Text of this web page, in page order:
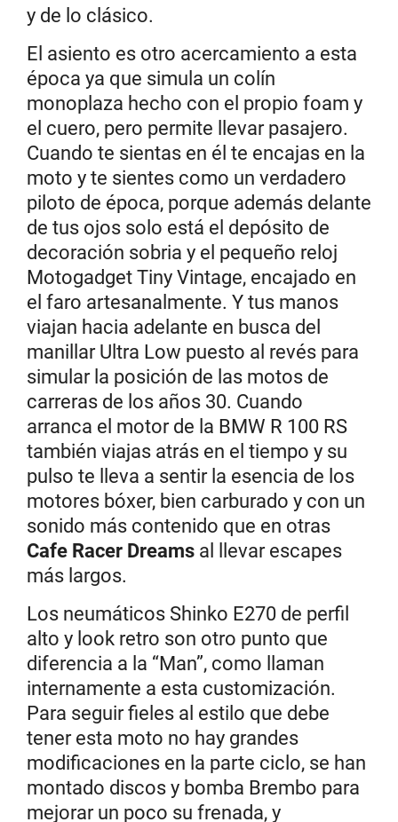
y de lo clásico.
El asiento es otro acercamiento a esta
época ya que simula un colín
monoplaza hecho con el propio foam y
el cuero, pero permite llevar pasajero.
Cuando te sientas en él te encajas en la
moto y te sientes como un verdadero
piloto de época, porque además delante
de tus ojos solo está el depósito de
decoración sobria y el pequeño reloj
Motogadget Tiny Vintage, encajado en
el faro artesanalmente. Y tus manos
viajan hacia adelante en busca del
manillar Ultra Low puesto al revés para
simular la posición de las motos de
carreras de los años 30. Cuando
arranca el motor de la BMW R 100 RS
también viajas atrás en el tiempo y su
pulso te lleva a sentir la esencia de los
motores bóxer, bien carburado y con un
sonido más contenido que en otras
Cafe Racer Dreams al llevar escapes
más largos.
Los neumáticos Shinko E270 de perfil
alto y look retro son otro punto que
diferencia a la “Man”, como llaman
internamente a esta customización.
Para seguir fieles al estilo que debe
tener esta moto no hay grandes
modificaciones en la parte ciclo, se han
montado discos y bomba Brembo para
mejorar un poco su frenada, y